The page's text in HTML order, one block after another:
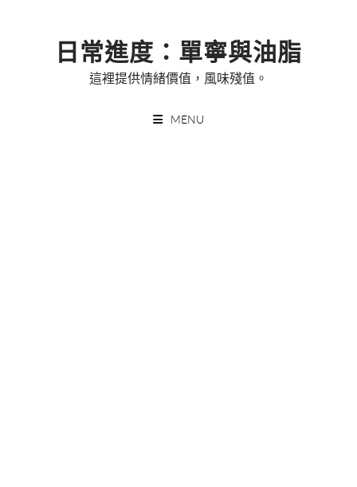
日常進度：單寧與油脂
這裡提供情緒價值，風味殘值。
MENU